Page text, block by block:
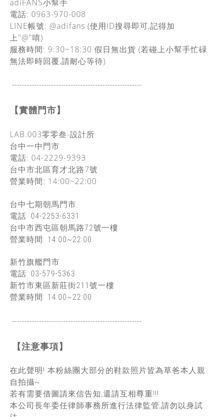
adiFANS小幫手
電話: 0963-970-008
LINE帳號: @adifans (使用ID搜尋即可,記得加
上"@"唷)
服務時間: 9:30~18:30 假日無出貨 (若碰上小幫手忙碌
無法即時回覆,請耐心等待)
-----------------------------------------------------
【實體門市】
LAB.003零零叁-設計所
台中一中門市
電話: 04-2229-9393
台中市北區育才北路7號
營業時間: 14:00~22:00
台中七期朝馬門市
電話: 04-2253-6331
台中市西屯區朝馬路72號一樓
營業時間: 14:00~22:00
新竹旗艦門市
電話: 03-579-5363
新竹市東區新莊街211號一樓
營業時間: 14:00~22:00
-----------------------------------------------------
【注意事項】
在此聲明! 本粉絲團大部分的鞋款照片皆為草爸本人親
自拍攝~
若有需要借圖請來信告知,還請互相尊重!!!
本公司長年委任律師事務所進行法律監管,請勿以身試